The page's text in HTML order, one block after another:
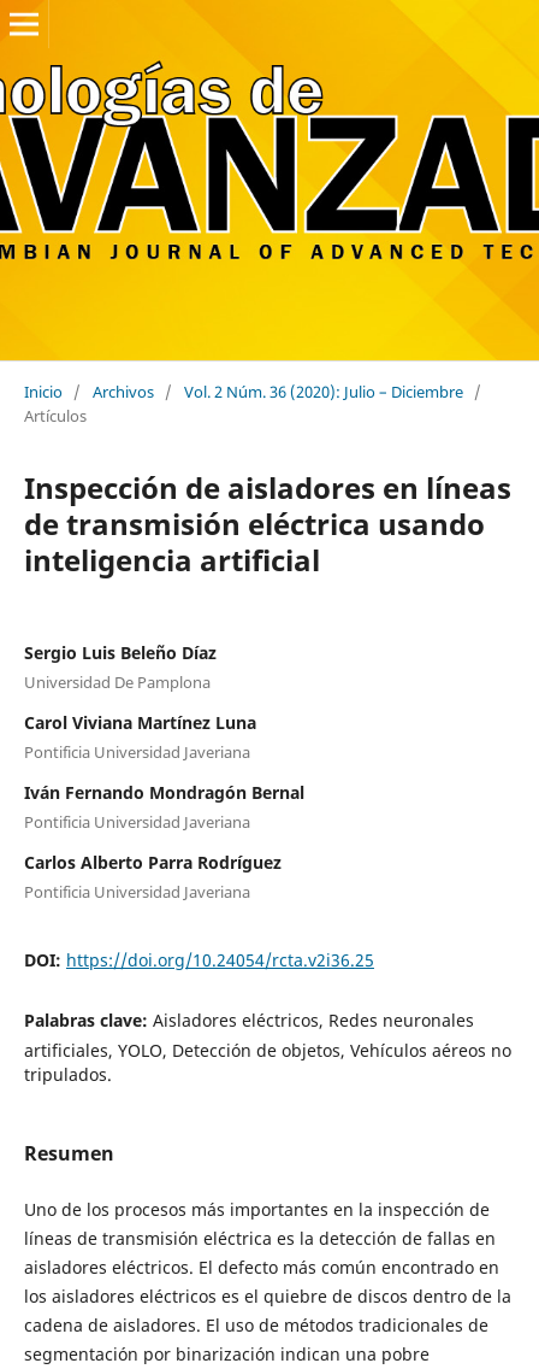
Inicio / Archivos / Vol. 2 Núm. 36 (2020): Julio – Diciembre /
Artículos
Inspección de aisladores en líneas
de transmisión eléctrica usando
inteligencia artificial
Sergio Luis Beleño Díaz
Universidad De Pamplona
Carol Viviana Martínez Luna
Pontificia Universidad Javeriana
Iván Fernando Mondragón Bernal
Pontificia Universidad Javeriana
Carlos Alberto Parra Rodríguez
Pontificia Universidad Javeriana
DOI: https://doi.org/10.24054/rcta.v2i36.25
Palabras clave: Aisladores eléctricos, Redes neuronales
artificiales, YOLO, Detección de objetos, Vehículos aéreos no
tripulados.
Resumen
Uno de los procesos más importantes en la inspección de
líneas de transmisión eléctrica es la detección de fallas en
aisladores eléctricos. El defecto más común encontrado en
los aisladores eléctricos es el quiebre de discos dentro de la
cadena de aisladores. El uso de métodos tradicionales de
segmentación por binarización indican una pobre